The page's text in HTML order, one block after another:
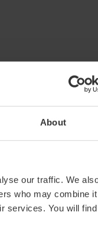
About
our traffic. We
who may combine
services. You will